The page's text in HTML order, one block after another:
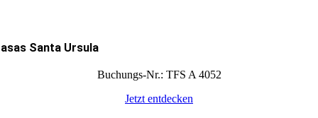
Santa Ursula
Buchungs-Nr.: TFS A 4052
Jetzt entdecken